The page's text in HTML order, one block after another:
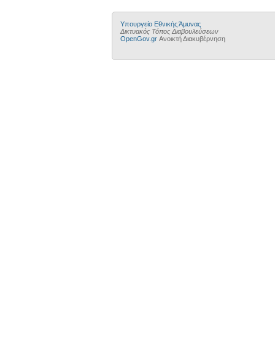
Υπουργείο Εθνικής Άμυνας
Δικτυακός Τόπος Διαβουλεύσεων
OpenGov.gr Ανοικτή Διακυβέρνηση